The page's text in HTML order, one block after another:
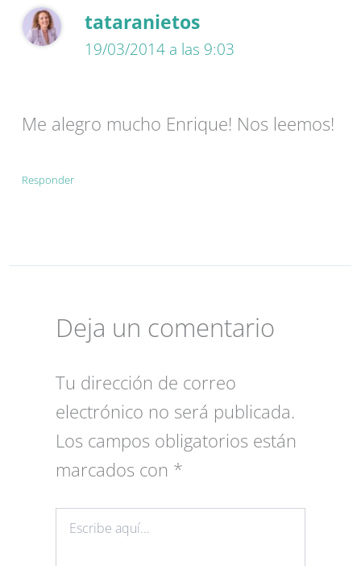
tataranietos
19/03/2014 a las 9:03
Me alegro mucho Enrique! Nos leemos!
Responder
Deja un comentario
Tu dirección de correo
electrónico no será publicada.
Los campos obligatorios están
marcados con *
aquí...